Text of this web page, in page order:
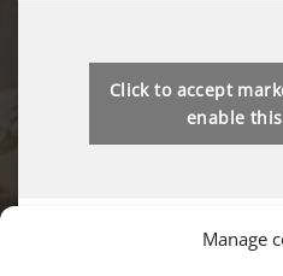
Manage
Click to accept
enable